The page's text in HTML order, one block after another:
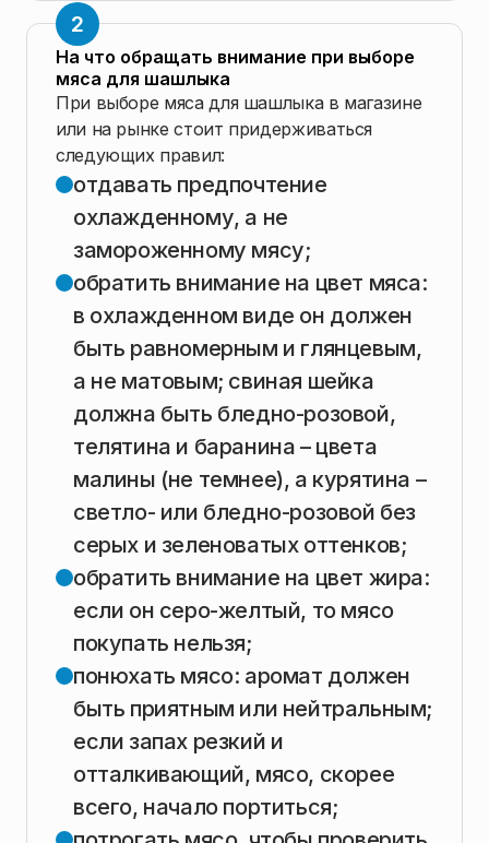
На что обращать внимание при выборе
мяса для шашлыка
При выборе мяса для шашлыка в магазине
или на рынке стоит придерживаться
следующих правил:
отдавать предпочтение
охлажденному, а не
замороженному мясу;
обратить внимание на цвет мяса:
в охлажденном виде он должен
быть равномерным и глянцевым,
а не матовым; свиная шейка
должна быть бледно-розовой,
телятина и баранина – цвета
малины (не темнее), а курятина –
светло- или бледно-розовой без
серых и зеленоватых оттенков;
обратить внимание на цвет жира:
если он серо-желтый, то мясо
покупать нельзя;
понюхать мясо: аромат должен
быть приятным или нейтральным;
если запах резкий и
отталкивающий, мясо, скорее
всего, начало портиться;